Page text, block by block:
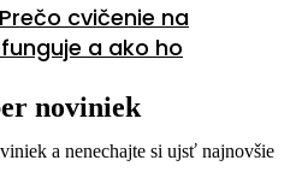
cvičenie na
a ako ho
noviniek
a nenechajte si ujsť najnovšie